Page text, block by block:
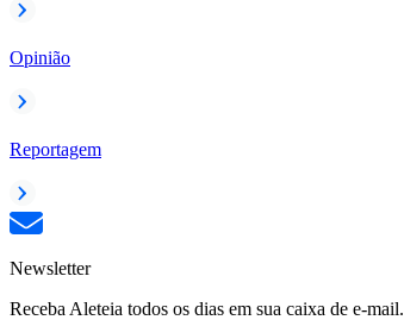
Opinião
Reportagem
Newsletter
Receba Aleteia todos os dias em sua caixa de e-mail.